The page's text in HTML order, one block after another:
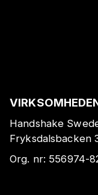
Handshake
Fryksdalsbacken
Org. nr: 556974-